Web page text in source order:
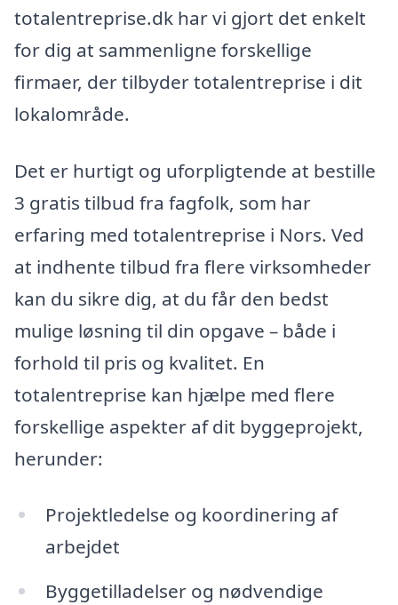
totalentreprise.dk har vi gjort det enkelt
for dig at sammenligne forskellige
firmaer, der tilbyder totalentreprise i dit
lokalområde.
Det er hurtigt og uforpligtende at bestille
3 gratis tilbud fra fagfolk, som har
erfaring med totalentreprise i Nors. Ved
at indhente tilbud fra flere virksomheder
kan du sikre dig, at du får den bedst
mulige løsning til din opgave – både i
forhold til pris og kvalitet. En
totalentreprise kan hjælpe med flere
forskellige aspekter af dit byggeprojekt,
herunder:
Projektledelse og koordinering af
arbejdet
Byggetilladelser og nødvendige